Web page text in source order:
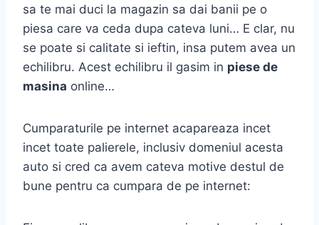
sa te mai duci la magazin sa dai banii pe o
piesa care va ceda dupa cateva luni… E clar, nu
se poate si calitate si ieftin, insa putem avea un
echilibru. Acest echilibru il gasim in piese de
masina online…
Cumparaturile pe internet acapareaza incet
incet toate palierele, inclusiv domeniul acesta
auto si cred ca avem cateva motive destul de
bune pentru ca cumpara de pe internet: